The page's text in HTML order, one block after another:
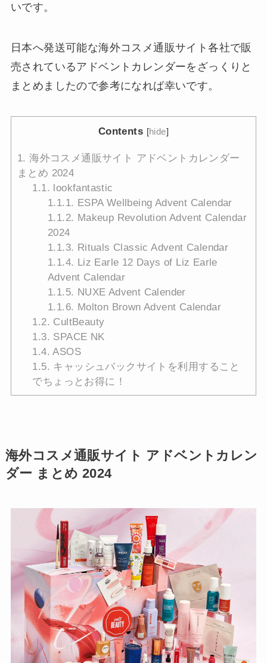
いです。
日本へ発送可能な海外コスメ通販サイト各社で販
売されているアドベントカレンダーをざっくりと
まとめましたので参考になれば幸いです。
Contents [hide]
1. 海外コスメ通販サイト アドベントカレンダー
まとめ 2024
1.1.
lookfantastic
1.1.1. ESPA Wellbeing Advent Calendar
1.1.2. Makeup Revolution Advent Calendar
2024
1.1.3. Rituals Classic Advent Calendar
1.1.4. Liz Earle 12 Days of Liz Earle
Advent Calendar
1.1.5. NUXE Advent Calender
1.1.6. Molton Brown Advent Calendar
1.2. CultBeauty
1.3. SPACE NK
1.4. ASOS
1.5. キャッシュバックサイトを利用すること
でちょっとお得に！
海外コスメ通販サイト アドベントカレン
ダー まとめ 2024